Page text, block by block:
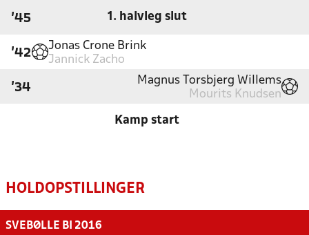
'45 1. halvleg slut
'42
Jonas Crone Brink
Jannick Zacho
'34
Magnus Torsbjerg Willems
Mourits Knudsen
Kamp start
HOLDOPSTILLINGER
SVEBØLLE BI 2016